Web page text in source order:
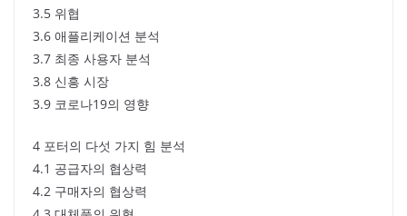
3.5 위협
3.6 애플리케이션 분석
3.7 최종 사용자 분석
3.8 신흥 시장
3.9 코로나19의 영향
4 포터의 다섯 가지 힘 분석
4.1 공급자의 협상력
4.2 구매자의 협상력